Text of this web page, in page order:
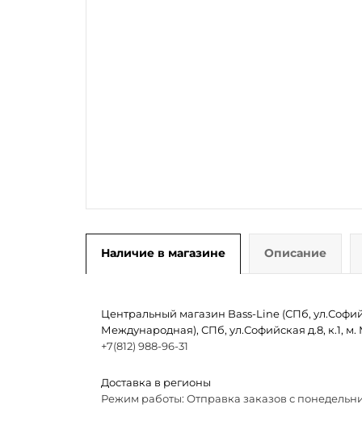
Наличие в магазине Описание
Центральный магазин Bass-Line (СПб,
Международная), СПб, ул.Софийская д.8, к.1,
+7(812) 988-96-31
Доставка в регионы
Режим работы: Отправка заказов с